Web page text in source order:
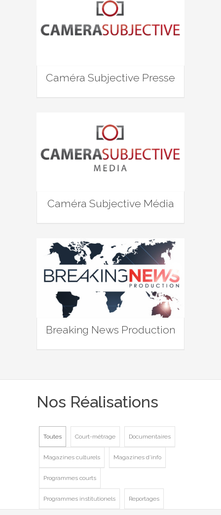
Caméra Subjective Presse
Caméra Subjective Média
Breaking News Production
Nos Réalisations
Toutes Court-métrage Documentaires
Magazines culturels Magazines d'info
Programmes courts
Programmes institutionels Reportages